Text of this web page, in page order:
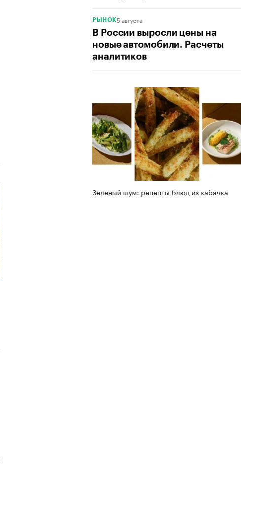
РЫНОК5 августа
В России выросли цены на
новые автомобили. Расчеты
аналитиков
Зеленый шум: рецепты блюд из кабачка